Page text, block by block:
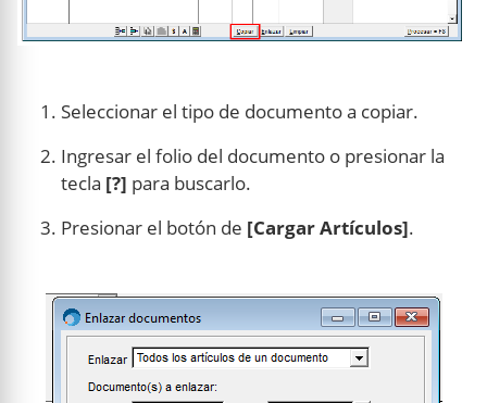
Seleccionar el tipo de documento a copiar.
Ingresar el folio del documento o presionar la
tecla [?] para buscarlo.
Presionar el botón de [Cargar Artículos].